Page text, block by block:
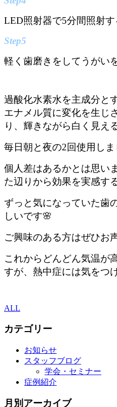
LED照射器で5分間照射す
Step5
軽く歯磨きをしてうがい
過酸化水素水を主成分と
エナメル質に変化を生じ
り、輝きながら白く見え
毎日朝と夜の2回使用しま
個人差はあるかとは思い
た辺りから効果を実感す
ずっと気になっていた歯
しいです🌸
ご興味のある方はぜひお
これからどんどん気温が
すが、熱中症には気をつ
ALL
カテゴリー
お知らせ
スタッフブログ
学会・セミナー
症例紹介
月別アーカイブ